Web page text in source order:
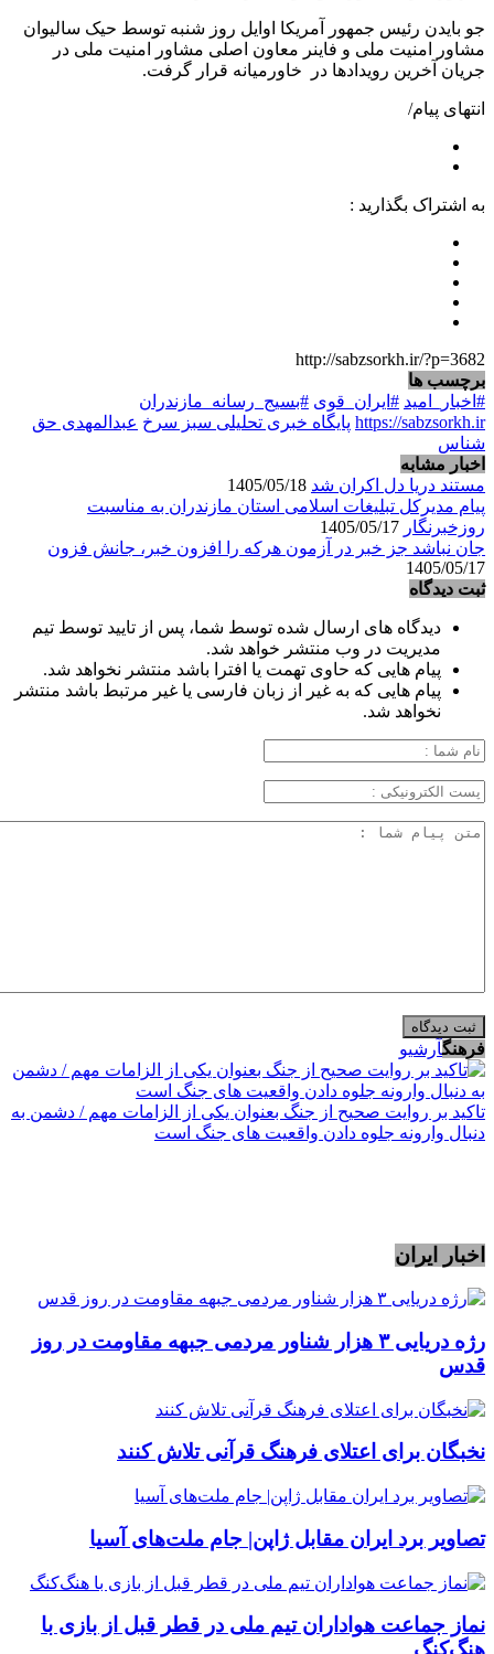
جو بایدن رئیس جمهور آمریکا اوایل روز شنبه توسط حیک سالیوان
مشاور امنیت ملی و فاینر معاون اصلی مشاور امنیت ملی در
جریان آخرین رویدادها در خاورمیانه قرار گرفت.
انتهای پیام/
به اشتراک بگذارید :
http://sabzsorkh.ir/?p=3682
برچسب ها
#اخبار_امید #ایران_قوی #بسیج_رسانه_مازندران
https://sabzsorkh.ir پایگاه خبری تحلیلی سبز سرخ عبدالمهدی حق
شناس
اخبار مشابه
مستند دریا دل اکران شد
پیام مدیرکل تبلیغات اسلامی استان مازندران به مناسبت
روزخبرنگار
جان نباشد جز خبر در آزمون هرکه را افزون خبر، جانش فزون
1405/05/17
ثبت دیدگاه
دیدگاه های ارسال شده توسط شما، پس از تایید توسط تیم
مدیریت در وب منتشر خواهد شد.
پیام هایی که حاوی تهمت یا افترا باشد منتشر نخواهد شد.
پیام هایی که به غیر از زبان فارسی یا غیر مرتبط باشد منتشر
نخواهد شد.
فرهنگآرشیو
تاکید بر روایت صحیح از جنگ بعنوان یکی از الزامات مهم / دشمن به
دنبال وارونه جلوه دادن واقعیت های جنگ است
اخبار ایران
رژه دریایی ۳ هزار شناور مردمی جبهه مقاومت در روز
قدس
نخبگان برای اعتلای فرهنگ قرآنی تلاش کنند
تصاویر برد ایران مقابل ژاپن| جام ملت‌های آسیا
نماز جماعت هواداران تیم ملی در قطر قبل از بازی با
هنگ‌کنگ